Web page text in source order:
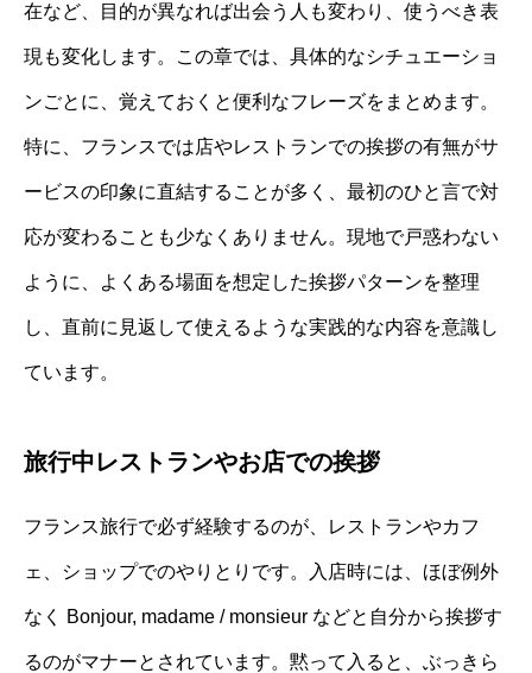
在など、目的が異なれば出会う人も変わり、使うべき表
現も変化します。この章では、具体的なシチュエーショ
ンごとに、覚えておくと便利なフレーズをまとめます。
特に、フランスでは店やレストランでの挨拶の有無がサ
ービスの印象に直結することが多く、最初のひと言で対
応が変わることも少なくありません。現地で戸惑わない
ように、よくある場面を想定した挨拶パターンを整理
し、直前に見返して使えるような実践的な内容を意識し
ています。
旅行中レストランやお店での挨拶
フランス旅行で必ず経験するのが、レストランやカフ
ェ、ショップでのやりとりです。入店時には、ほぼ例外
なく Bonjour, madame / monsieur などと自分から挨拶す
るのがマナーとされています。黙って入ると、ぶっきら